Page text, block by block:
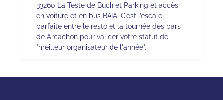
33260 La Teste de Buch et Parking et accès
en voiture et en bus BAIA. C’est l’escale
parfaite entre le resto et la tournée des bars
de Arcachon pour valider votre statut de
"meilleur organisateur de l'année".